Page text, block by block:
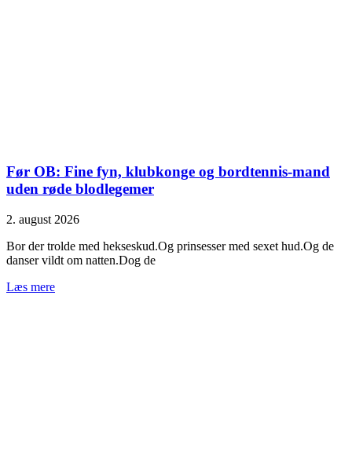
Før OB: Fine fyn, klubkonge og bordtennis-mand
uden røde blodlegemer
2. august 2026
Bor der trolde med hekseskud.Og prinsesser med sexet hud.Og de
danser vildt om natten.Dog de
Læs mere